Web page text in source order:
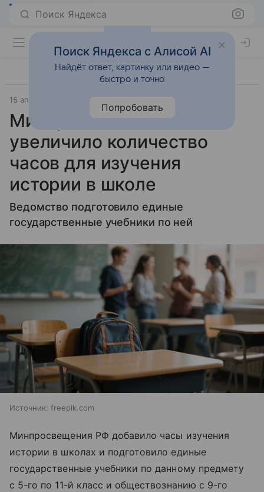
Поиск Яндекса
15 апреля 2026
Минпросвещения
увеличило количество
часов для изучения
истории в школе
Ведомство подготовило единые
государственные учебники по ней
Источник: freepik.com
Минпросвещения РФ добавило часы изучения
истории в школах и подготовило единые
государственные учебники по данному предмету
с 5-го по 11-й класс и обществознанию с 9-го
Поиск Яндекса с Алисой AI
Найдёт ответ, картинку или видео —
быстро и точно
Попробовать